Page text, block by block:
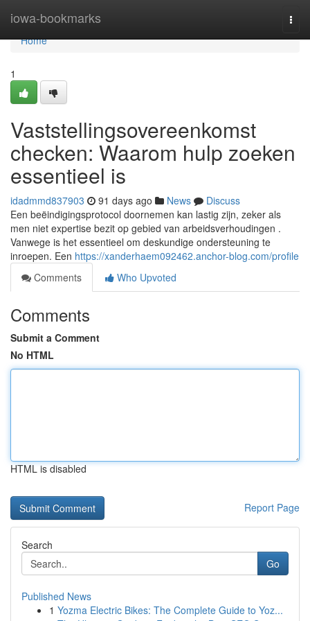
iowa-bookmarks
Home
Home
1
Vaststellingsovereenkomst
checken: Waarom hulp zoeken
essentieel is
idadmmd837903 91 days ago News
Discuss
Een beëindigingsprotocol doornemen kan lastig zijn, zeker als
men niet expertise bezit op gebied van arbeidsverhoudingen .
Vanwege is het essentieel om deskundige ondersteuning te
inroepen. Een https://xanderhaem092462.anchor-blog.com/profile
Comments
Who Upvoted
Comments
Submit a Comment
No HTML
HTML is disabled
Report Page
Search
Go
Published News
1 Yozma Electric Bikes: The Complete Guide to Yoz...